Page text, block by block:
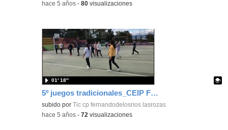
-hace 5 años -80 visualizaciones
5º juegos tradicionales_CEIP FDLR_Las Rozas
Contenido educativo.
subido por Tic cp fernandodelosrios lasrozas
01′ 18″
-hace 5 años -72 visualizaciones